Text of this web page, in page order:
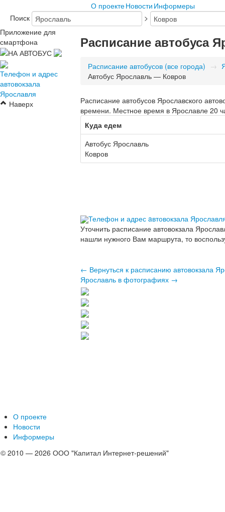
О проектеНовости Информеры
Поиск
>
Приложение для
смартфона
Телефон и адрес
автовокзала
Ярославля
Наверх
Расписание автобуса
Расписание автобусов (все города) →
Автобус Ярославль — Ковров
Расписание автобусов Ярославского
времени. Местное время в Ярославле 20
Куда едем
Автобус Ярославль
Ковров
Телефон и адрес aвтовокзала
Уточнить расписание автовокзала
нашли нужного Вам маршрута, то
← Вернуться к расписанию автовокзала
Ярославль в фотографиях →
О проекте
Новости
Информеры
© 2010 — 2026 ООО "Капитал Интернет-решений"